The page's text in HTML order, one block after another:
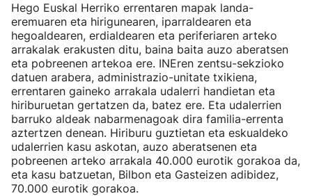
Hego Euskal Herriko errentaren mapak landa-
eremuaren eta hirigunearen, iparraldearen eta
hegoaldearen, erdialdearen eta periferiaren arteko
arrakalak erakusten ditu, baina baita auzo aberatsen
eta pobreenen artekoa ere. INEren zentsu-sekzioko
datuen arabera, administrazio-unitate txikiena,
errentaren gaineko arrakala udalerri handietan eta
hiriburuetan gertatzen da, batez ere. Eta udalerrien
barruko aldeak nabarmenagoak dira familia-errenta
aztertzen denean. Hiriburu guztietan eta eskualdeko
udalerrien kasu askotan, auzo aberatsenen eta
pobreenen arteko arrakala 40.000 eurotik gorakoa da,
eta kasu batzuetan, Bilbon eta Gasteizen adibidez,
70.000 eurotik gorakoa.